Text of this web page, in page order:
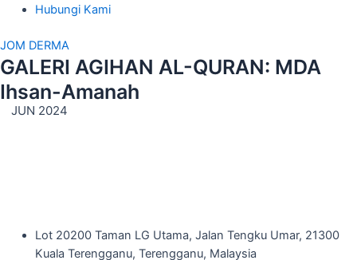
Hubungi Kami
JOM DERMA
GALERI AGIHAN AL-QURAN: MDA
Ihsan-Amanah
JUN 2024
Lot 20200 Taman LG Utama, Jalan Tengku Umar, 21300
Kuala Terengganu, Terengganu, Malaysia